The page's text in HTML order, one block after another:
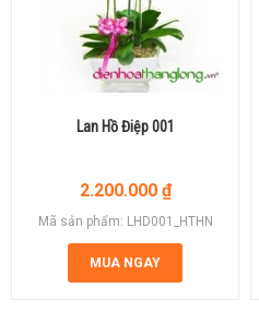
Lan Hồ Điệp 001
2.200.000 ₫
Mã sản phẩm: LHD001_HTHN
MUA NGAY